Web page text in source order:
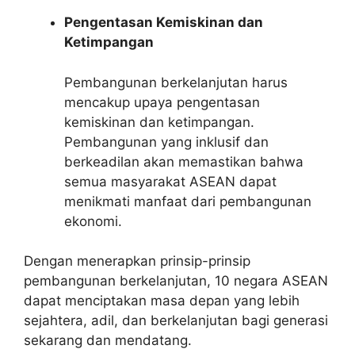
Pengentasan Kemiskinan dan
Ketimpangan
Pembangunan berkelanjutan harus
mencakup upaya pengentasan
kemiskinan dan ketimpangan.
Pembangunan yang inklusif dan
berkeadilan akan memastikan bahwa
semua masyarakat ASEAN dapat
menikmati manfaat dari pembangunan
ekonomi.
Dengan menerapkan prinsip-prinsip
pembangunan berkelanjutan, 10 negara ASEAN
dapat menciptakan masa depan yang lebih
sejahtera, adil, dan berkelanjutan bagi generasi
sekarang dan mendatang.